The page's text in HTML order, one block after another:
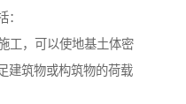
工，可以使地基土体密
建筑物或构筑物的荷载